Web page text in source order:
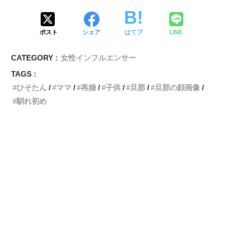
ポスト シェア はてブ LINE
CATEGORY : 女性インフルエンサー
TAGS :
ひそたん
ママ 再婚 子供 旦那
旦那の顔画像
馴れ初め